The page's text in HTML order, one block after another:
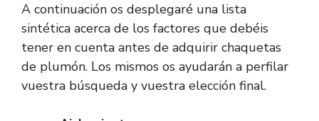
A continuación os desplegaré una lista
sintética acerca de los factores que debéis
tener en cuenta antes de adquirir chaquetas
de plumón. Los mismos os ayudarán a perfilar
vuestra búsqueda y vuestra elección final.